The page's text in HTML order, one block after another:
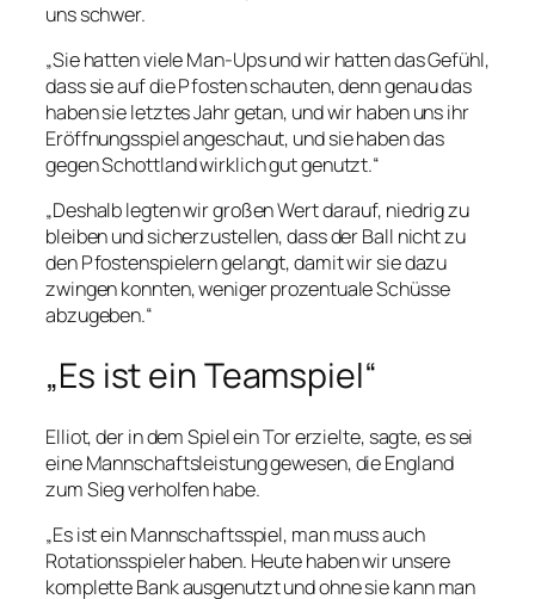
uns schwer.
„Sie hatten viele Man-Ups und wir hatten das Gefühl,
dass sie auf die Pfosten schauten, denn genau das
haben sie letztes Jahr getan, und wir haben uns ihr
Eröffnungsspiel angeschaut, und sie haben das
gegen Schottland wirklich gut genutzt.“
„Deshalb legten wir großen Wert darauf, niedrig zu
bleiben und sicherzustellen, dass der Ball nicht zu
den Pfostenspielern gelangt, damit wir sie dazu
zwingen konnten, weniger prozentuale Schüsse
abzugeben.“
„Es ist ein Teamspiel“
Elliot, der in dem Spiel ein Tor erzielte, sagte, es sei
eine Mannschaftsleistung gewesen, die England
zum Sieg verholfen habe.
„Es ist ein Mannschaftsspiel, man muss auch
Rotationsspieler haben. Heute haben wir unsere
komplette Bank ausgenutzt und ohne sie kann man